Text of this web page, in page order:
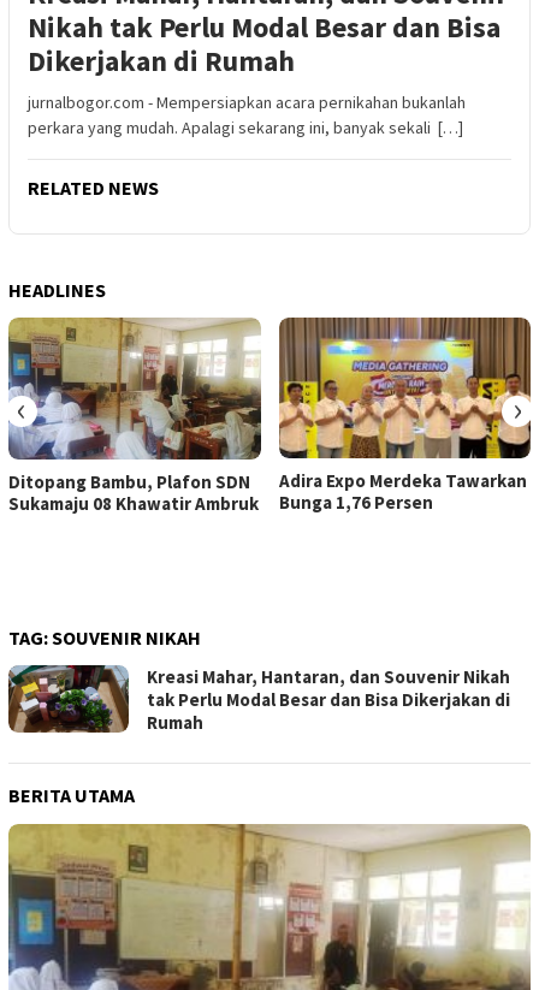
Nikah tak Perlu Modal Besar dan Bisa
Dikerjakan di Rumah
jurnalbogor.com - Mempersiapkan acara pernikahan bukanlah
perkara yang mudah. Apalagi sekarang ini, banyak sekali […]
RELATED NEWS
HEADLINES
Ditopang Bambu, Plafon SDN
Sukamaju 08 Khawatir Ambruk
Adira Expo Merdeka Tawarkan
Bunga 1,76 Persen
‹ ›
TAG:SOUVENIR NIKAH
Kreasi Mahar, Hantaran, dan Souvenir Nikah
tak Perlu Modal Besar dan Bisa Dikerjakan di
Rumah
BERITA UTAMA